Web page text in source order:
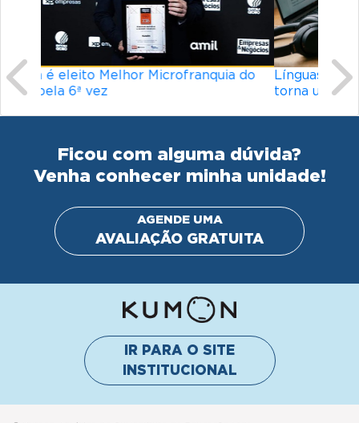
Ficou com alguma dúvida?
Venha conhecer minha unidade!
IR PARA O SITE
Todos os direitos reservados
Política de privacidade
Nossos escritórios